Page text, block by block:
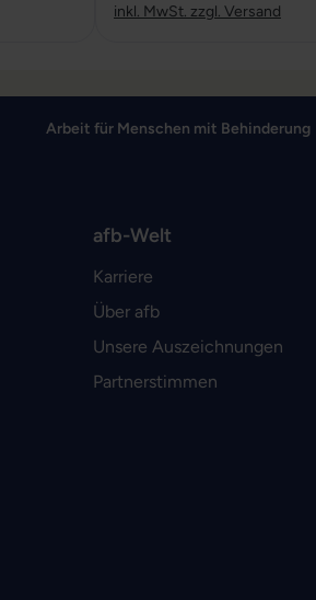
inkl. MwSt. zzgl. Versand
Arbeit für Menschen mit Behinderung
afb-Welt
Karriere
Über afb
Unsere Auszeichnungen
Partnerstimmen